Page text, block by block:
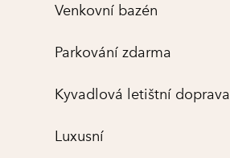
Venkovní bazén
Parkování zdarma
Kyvadlová letištní doprava
Luxusní